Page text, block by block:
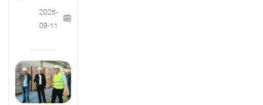
2025-
09-11